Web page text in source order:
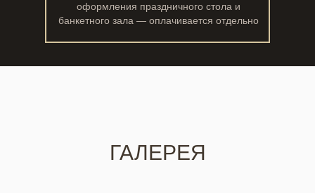
оформления праздничного стола и
банкетного зала — оплачивается отдельно
ГАЛЕРЕЯ